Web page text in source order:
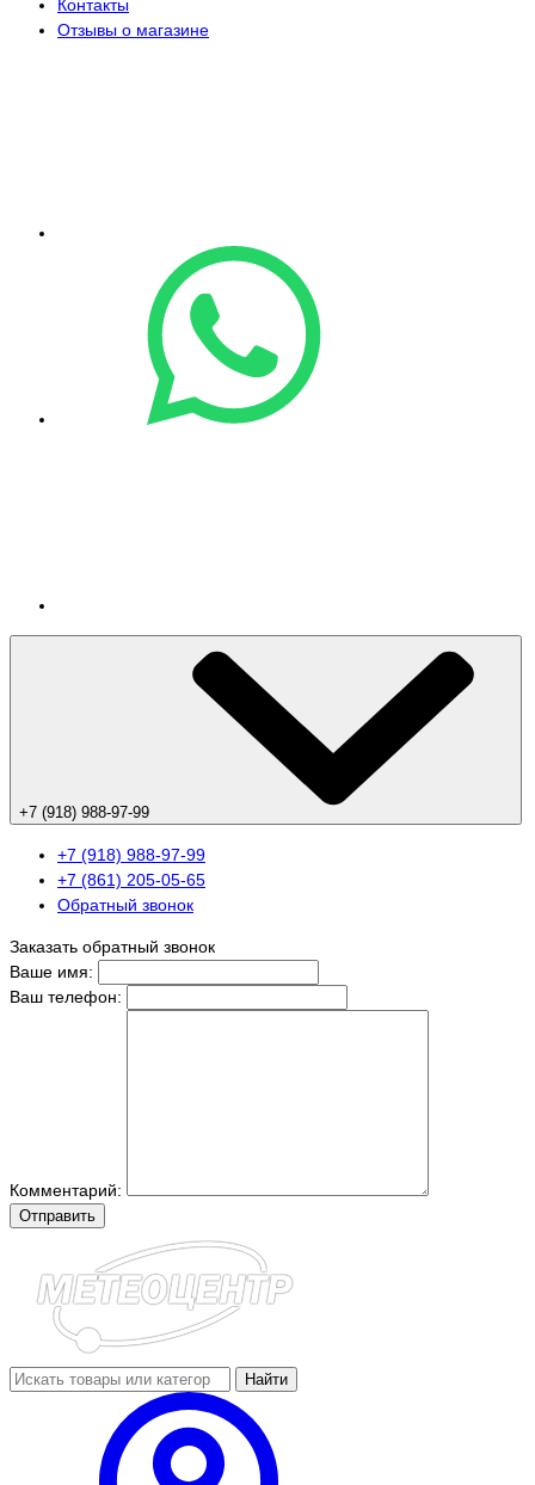
Контакты
Отзывы о магазине
+7 (918) 988-97-99
+7 (918) 988-97-99
+7 (861) 205-05-65
Обратный звонок
Заказать обратный звонок
Ваше имя:
Ваш телефон:
Комментарий:
Отправить
Найти